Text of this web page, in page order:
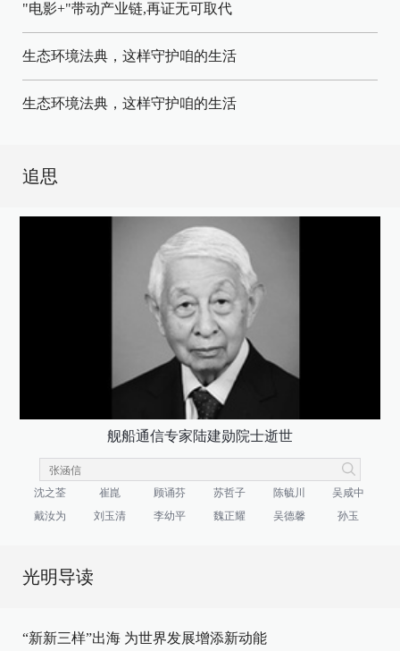
"电影+"带动产业链,再证无可取代
生态环境法典，这样守护咱的生活
生态环境法典，这样守护咱的生活
追思
舰船通信专家陆建勋院士逝世
沈之荃 崔崑 顾诵芬 苏哲子 陈毓川
吴咸中
戴汝为
刘玉清 李幼平 魏正耀 吴德馨 孙玉
光明导读
“新新三样”出海 为世界发展增添新动能